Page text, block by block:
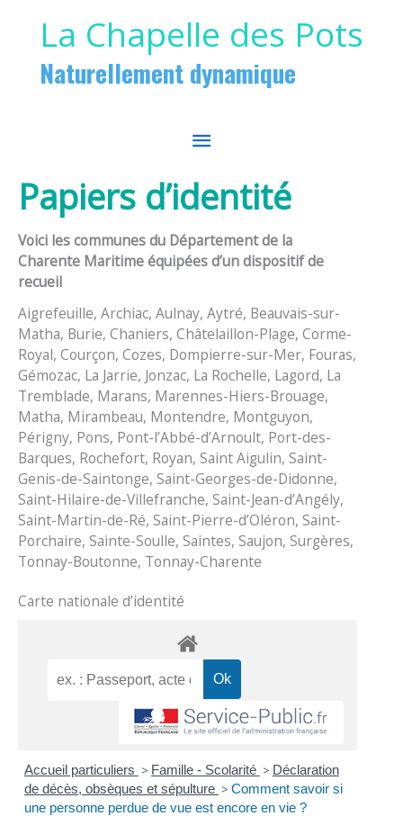
La Chapelle des Pots
Naturellement dynamique
MENU
PRINCIPAL
Papiers d’identité
Voici les communes du Département de la
Charente Maritime équipées d’un dispositif de
recueil
Aigrefeuille, Archiac, Aulnay, Aytré, Beauvais-sur-
Matha, Burie, Chaniers, Châtelaillon-Plage, Corme-
Royal, Courçon, Cozes, Dompierre-sur-Mer, Fouras,
Gémozac, La Jarrie, Jonzac, La Rochelle, Lagord, La
Tremblade, Marans, Marennes-Hiers-Brouage,
Matha, Mirambeau, Montendre, Montguyon,
Périgny, Pons, Pont-l’Abbé-d’Arnoult, Port-des-
Barques, Rochefort, Royan, Saint Aigulin, Saint-
Genis-de-Saintonge, Saint-Georges-de-Didonne,
Saint-Hilaire-de-Villefranche, Saint-Jean-d’Angély,
Saint-Martin-de-Ré, Saint-Pierre-d’Oléron, Saint-
Porchaire, Sainte-Soulle, Saintes, Saujon, Surgères,
Tonnay-Boutonne, Tonnay-Charente
Carte nationale d’identité
Accueil particuliers > Famille - Scolarité > Déclaration
de décès, obsèques et sépulture > Comment savoir si
une personne perdue de vue est encore en vie ?